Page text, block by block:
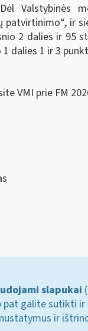
Valstybinės
ir
2 dalies ir 95
dalies 1 ir 3
VMI prie FM
slapukai
pat galite sutikti
ir